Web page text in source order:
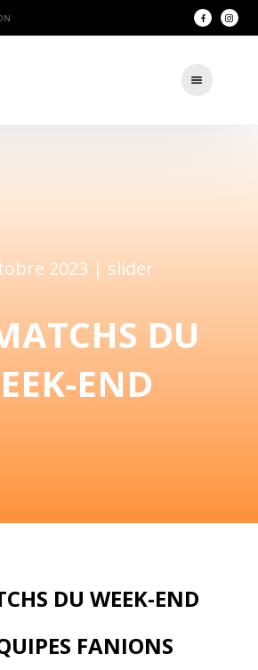
2023 | slider
DU
END
DU WEEK-END
FANIONS